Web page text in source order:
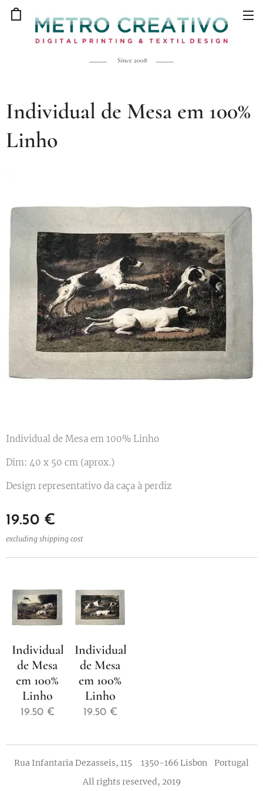
Since 2008
Individual de Mesa em 100%
Linho
Individual de Mesa em 100% Linho
Dim: 40 x 50 cm (aprox.)
Design representativo da caça à perdiz
19.50 €
excluding shipping cost
Individual
de Mesa
em 100%
Linho
19.50€
Individual
de Mesa
em 100%
Linho
19.50€
Rua Infantaria Dezasseis, 115 1350-166 Lisbon Portugal
All rights reserved, 2019